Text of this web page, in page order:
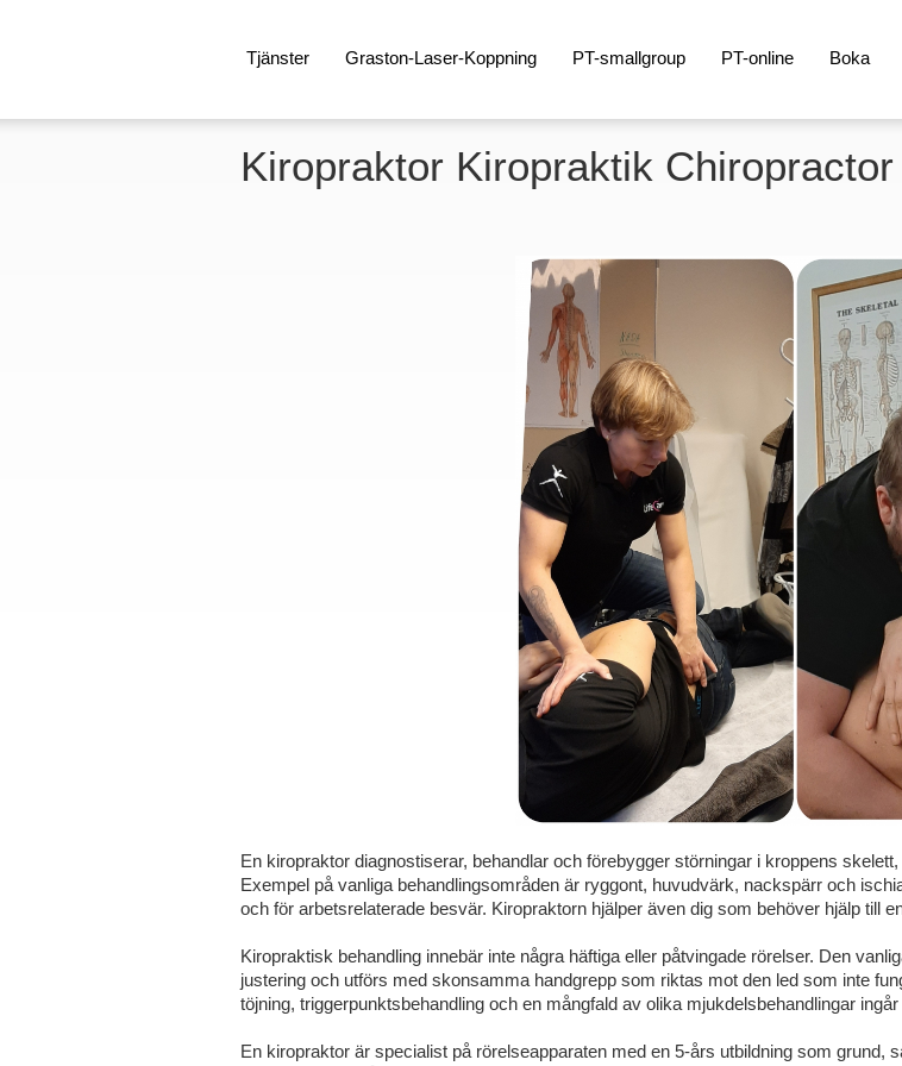
Tjänster Graston-Laser-Koppning PT-smallgroup PT-online Boka
Kiropraktor Kiropraktik Chiropractor
En kiropraktor diagnostiserar, behandlar och förebygger störningar i kroppens
Exempel på vanliga behandlingsområden är ryggont, huvudvärk, nackspärr och
och för arbetsrelaterade besvär. Kiropraktorn hjälper även dig som behöver hjälp till
Kiropraktisk behandling innebär inte några häftiga eller påtvingade rörelser. Den
justering och utförs med skonsamma handgrepp som riktas mot den led som inte
töjning, triggerpunktsbehandling och en mångfald av olika mjukdelsbehandlingar ingår
En kiropraktor är specialist på rörelseapparaten med en 5-års utbildning som grund,